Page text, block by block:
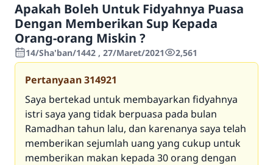
Apakah Boleh Untuk Fidyahnya Puasa
Dengan Memberikan Sup Kepada
Orang-orang Miskin ?
14/Sha'ban/1442 , 27/Maret/2021 2,561
Pertanyaan314921
Saya bertekad untuk membayarkan fidyahnya
istri saya yang tidak berpuasa pada bulan
Ramadhan tahun lalu, dan karenanya saya telah
memberikan sejumlah uang yang cukup untuk
memberikan makan kepada 30 orang dengan